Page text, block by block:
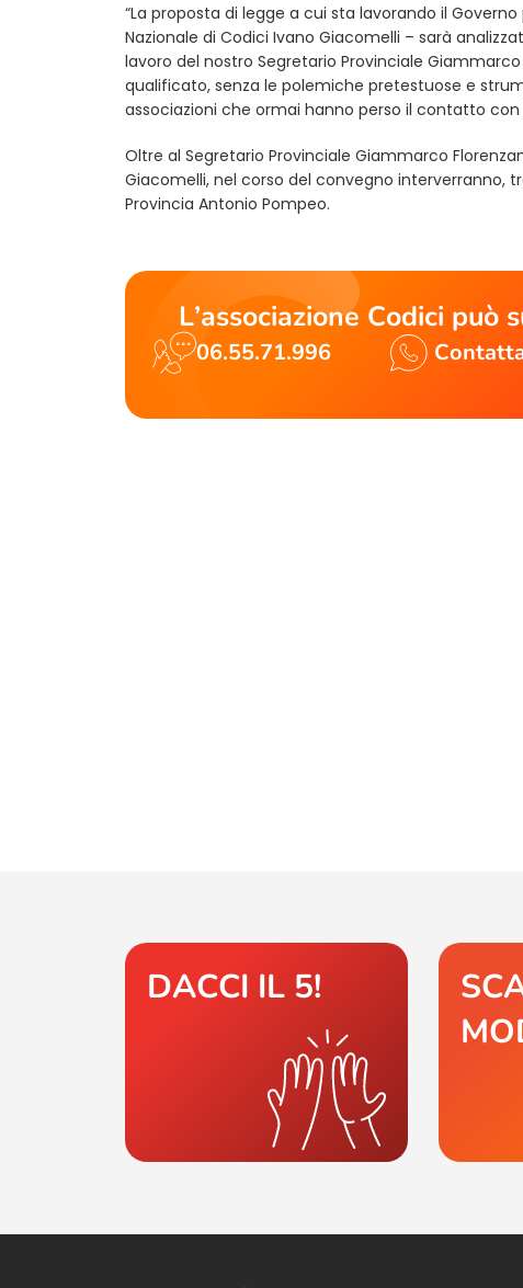
“La proposta di legge a cui sta lavorando il
Nazionale di Codici Ivano Giacomelli – sarà
lavoro del nostro Segretario Provinciale
qualificato, senza le polemiche pretestuose e
associazioni che ormai hanno perso il contatto con
Oltre al Segretario Provinciale Giammarco
Giacomelli, nel corso del convegno interverranno,
Provincia Antonio Pompeo.
L’associazione Codici
06.55.71.996
DACCI IL 5!